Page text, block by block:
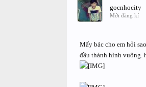
gocnhocity
Mới đăng kí
Mấy bác cho em hỏi
đầu thành hình vuông.